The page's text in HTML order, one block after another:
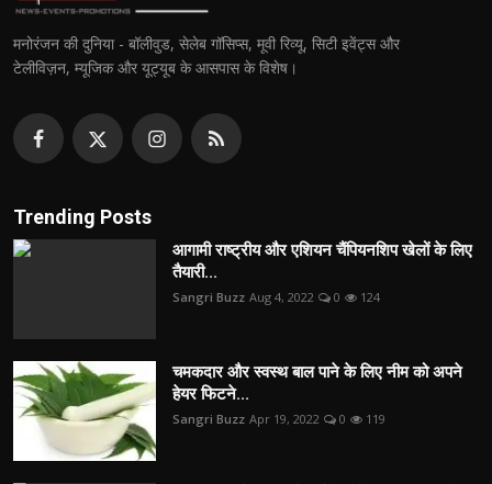
मनोरंजन की दुनिया - बॉलीवुड, सेलेब गॉसिप्स, मूवी रिव्यू, सिटी इवेंट्स और
टेलीविज़न, म्यूजिक और यूट्यूब के आसपास के विशेष।
Trending Posts
आगामी राष्ट्रीय और एशियन चैंपियनशिप खेलों के लिए
तैयारी...
Sangri Buzz Aug 4, 2022 0 124
चमकदार और स्वस्थ बाल पाने के लिए नीम को अपने
हेयर फिटने...
Sangri Buzz Apr 19, 2022 0 119